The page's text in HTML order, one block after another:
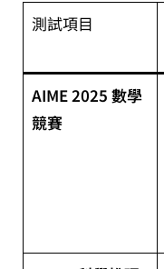
測試項目
AIME 2025 數學
競賽